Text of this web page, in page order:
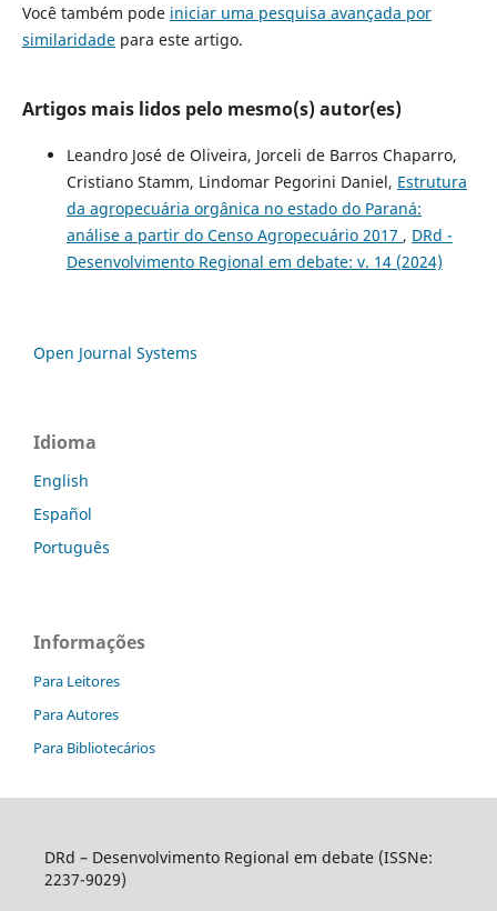
Você também pode iniciar uma pesquisa avançada por
similaridadepara este artigo.
Artigos mais lidos pelo mesmo(s) autor(es)
Leandro José de Oliveira, Jorceli de Barros Chaparro,
Cristiano Stamm, Lindomar Pegorini Daniel, Estrutura
da agropecuária orgânica no estado do Paraná:
análise a partir do Censo Agropecuário 2017 , DRd -
Desenvolvimento Regional em debate: v. 14 (2024)
Open Journal Systems
Idioma
English
Español
Português
Informações
Para Leitores
Para Autores
Para Bibliotecários
DRd – Desenvolvimento Regional em debate (ISSNe:
2237-9029)